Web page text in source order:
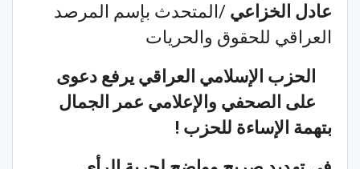
عادل الخزاعي /المتحدث بإسم المرصد
العراقي للحقوق والحريات
الحزب الإسلامي العراقي يرفع دعوى
على الصحفي والإعلامي عمر الجمال
بتهمة الإساءة للحزب !